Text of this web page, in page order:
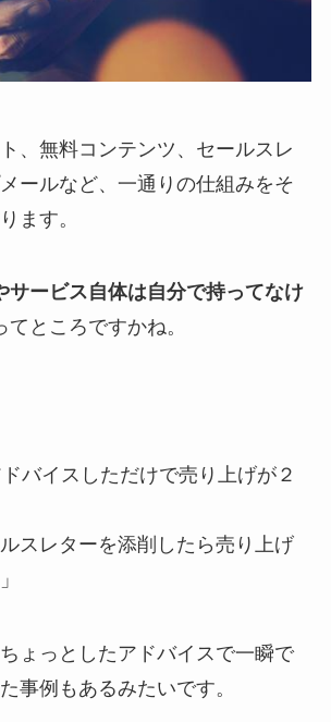
、無料コンテンツ、セールスレ
ールなど、一通りの仕組みをそ
ます。
サービス自体は自分で持ってなけ
てところですかね。
ドバイスしただけで売り上げが２
ルスレターを添削したら売り上げ
ょっとしたアドバイスで一瞬で
事例もあるみたいです。